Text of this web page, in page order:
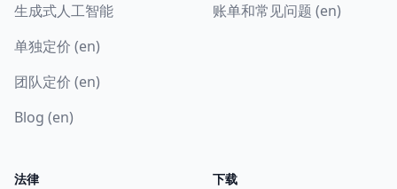
生成式人工智能
单独定价 (en)
团队定价 (en)
Blog (en)
账单和常见问题 (en)
法律 下载